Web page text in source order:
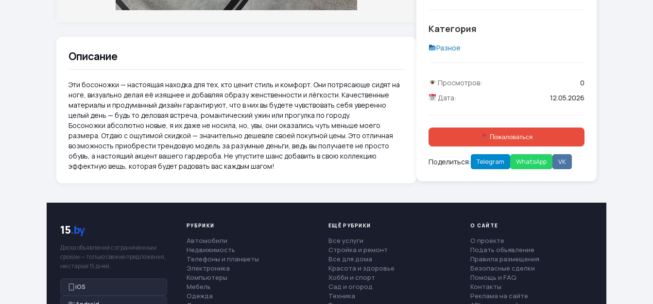
Описание
Эти босоножки — настоящая находка для тех, кто ценит стиль и комфорт. Они потрясающе сидят на
ноге, визуально делая её изящнее и добавляя образу женственности и лёгкости. Качественные
материалы и продуманный дизайн гарантируют, что в них вы будете чувствовать себя уверенно
целый день — будь то деловая встреча, романтический ужин или прогулка по городу.
Босоножки абсолютно новые, я их даже не носила, но, увы, они оказались чуть меньше моего
размера. Отдаю с ощутимой скидкой — значительно дешевле своей покупной цены. Это отличная
возможность приобрести трендовую модель за разумные деньги, ведь вы получаете не просто
обувь, а настоящий акцент вашего гардероба. Не упустите шанс добавить в свою коллекцию
эффектную вещь, которая будет радовать вас каждым шагом!
Категория
Разное
Просмотров:
0
Дата:
12.05.2026
Пожаловаться
Поделиться: Telegram WhatsApp VK
15.by
Доска объявлений с ограниченным
сроком — только свежие предложения,
не старше 15 дней.
iOS
РУБРИКИ
Автомобили
Недвижимость
Телефоны и планшеты
Электроника
Компьютеры
Мебель
Одежда
ЕЩЁ РУБРИКИ
Все услуги
Стройка и ремонт
Все для дома
Красота и здоровье
Хобби и спорт
Сад и огород
Техника
О САЙТЕ
О проекте
Подать объявление
Правила размещения
Безопасные сделки
Помощь и FAQ
Контакты
Реклама на сайте